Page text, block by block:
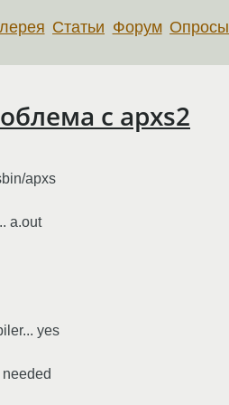
Статьи Форум Опросы
с apxs2
apxs
a.out
yes